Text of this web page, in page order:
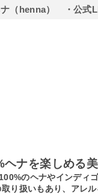
ナ（henna） ・公式
ナを楽しめる
のヘナやインディ
り扱いもあり、アレ